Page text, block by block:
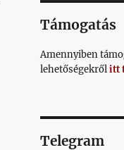
Támogatás
Amennyiben
lehetőségekrőlitt
Telegram